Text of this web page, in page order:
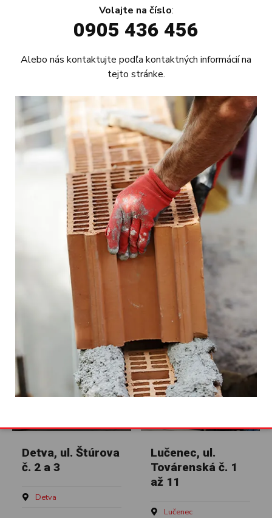
Naša spoločnosť z dôvodu zvyšovania
kvality realizovaných podnikateľských
činností získala certifikáty a zaviedla
systém manažérstva kvality ISO.
Počas dlhodobej existencie našej
spoločnosti sme si dokázali vybudovať
sieť spoľahlivých partnerov. Popri našich
stálych pracovníkoch s nami spolupracuje
viac ako 200 odborníkov z oblasti
stavebnej činnosti a preto dokážeme
pružne reagovať na požiadavky
investorov.
Viac o našej spoločnosti
Niektoré naše referencie
Detva, ul. Štúrova
č. 2 a 3
Detva
Lučenec, ul.
Továrenská č. 1
až 11
Lučenec
Volajte na číslo:
0905 436 456
Alebo nás kontaktujte podľa kontaktných informáciína
tejto stránke.